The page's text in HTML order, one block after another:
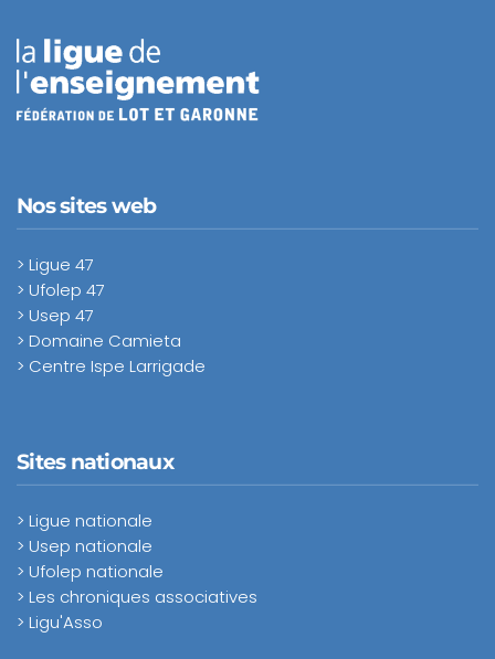
Nos sites web
> Ligue 47
> Ufolep 47
> Usep 47
> Domaine Camieta
> Centre Ispe Larrigade
Sites nationaux
> Ligue nationale
> Usep nationale
> Ufolep nationale
> Les chroniques associatives
> Ligu'Asso